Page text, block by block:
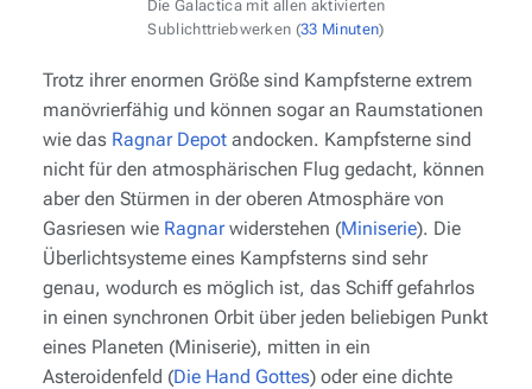
DieGalactica mit allen aktivierten
Sublichttriebwerken (33 Minuten)
Trotz ihrer enormen Größe sind Kampfsterne extrem
manövrierfähig und können sogar an Raumstationen
wie das Ragnar Depot andocken. Kampfsterne sind
nicht für den atmosphärischen Flug gedacht, können
aber den Stürmen in der oberen Atmosphäre von
Gasriesen wie Ragnarwiderstehen (Miniserie). Die
Überlichtsysteme eines Kampfsterns sind sehr
genau, wodurch es möglich ist, das Schiff gefahrlos
in einen synchronen Orbit über jeden beliebigen Punkt
eines Planeten (Miniserie), mitten in ein
Asteroidenfeld (Die Hand Gottes) oder eine dichte